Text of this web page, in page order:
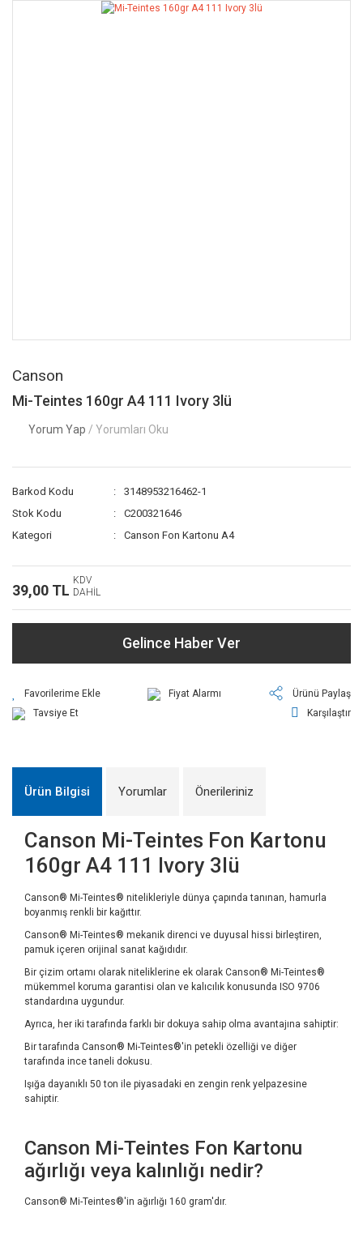
Canson
Mi-Teintes 160gr A4 111 Ivory 3lü
Yorum Yap / Yorumları Oku
Barkod Kodu
3148953216462-1
Stok Kodu
C200321646
Kategori
Canson Fon Kartonu A4
39,00 TL
KDV
DAHİL
Gelince Haber Ver
Fiyat Alarmı
Ürünü Paylaş
Tavsiye Et
Karşılaştır
Ürün Bilgisi Yorumlar Önerileriniz
Canson Mi-Teintes Fon Kartonu
160gr A4 111 Ivory 3lü
Canson® Mi-Teintes® nitelikleriyle dünya çapında tanınan, hamurla
boyanmış renkli bir kağıttır.
Canson® Mi-Teintes® mekanik direnci ve duyusal hissi birleştiren,
pamuk içeren orijinal sanat kağıdıdır.
Bir çizim ortamı olarak niteliklerine ek olarak Canson® Mi-Teintes®
mükemmel koruma garantisi olan ve kalıcılık konusunda ISO 9706
standardına uygundur.
Ayrıca, her iki tarafında farklı bir dokuya sahip olma avantajına sahiptir:
Bir tarafında Canson® Mi-Teintes®'in petekli özelliği ve diğer
tarafında ince taneli dokusu.
Işığa dayanıklı 50 ton ile piyasadaki en zengin renk yelpazesine
sahiptir.
Canson Mi-Teintes Fon Kartonu
ağırlığı veya kalınlığı nedir?
Canson® Mi-Teintes®'in ağırlığı 160 gram'dır.